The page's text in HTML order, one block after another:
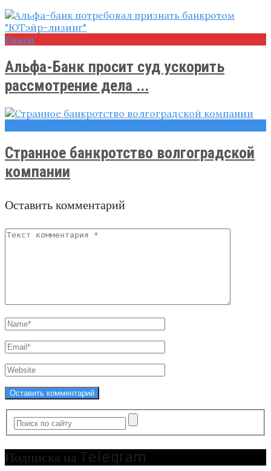
Банки
Альфа-Банк просит суд ускорить
рассмотрение дела ...
Странное банкротство волгоградской
компании
Оставить комментарий
Подписка на Telegram